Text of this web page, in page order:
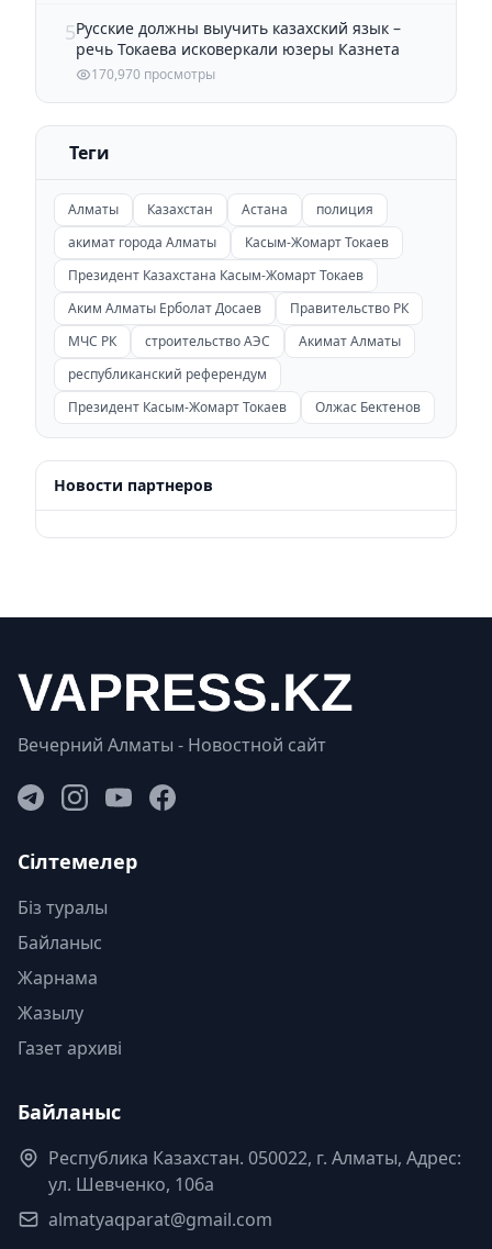
5Русские должны выучить казахский язык –
речь Токаева исковеркали юзеры Казнета
170,970 просмотры
Теги
Алматы Казахстан Астана
полиция
акимат города Алматы
Касым-Жомарт Токаев
Президент Казахстана Касым-Жомарт Токаев
Аким Алматы Ерболат Досаев
Правительство РК
МЧС РК
строительство АЭС
Акимат Алматы
республиканский референдум
Президент Касым-Жомарт Токаев
Олжас Бектенов
Новости партнеров
Вечерний Алматы - Новостной сайт
Сілтемелер
Біз туралы
Байланыс
Жарнама
Жазылу
Газет архиві
Байланыс
Республика Казахстан. 050022, г. Алматы, Адрес:
ул. Шевченко, 106а
almatyaqparat@gmail.com